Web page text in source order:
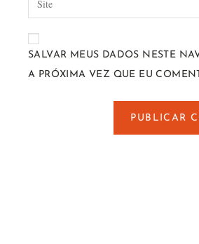
SALVAR MEUS DADOS NESTE
A PRÓXIMA VEZ QUE EU